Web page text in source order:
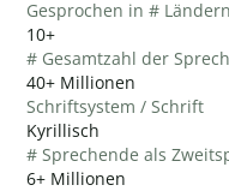
Gesprochen in # Ländern
10+
# Gesamtzahl der
40+ Millionen
Schriftsystem / Schrift
Kyrillisch
# Sprechende als
6+ Millionen